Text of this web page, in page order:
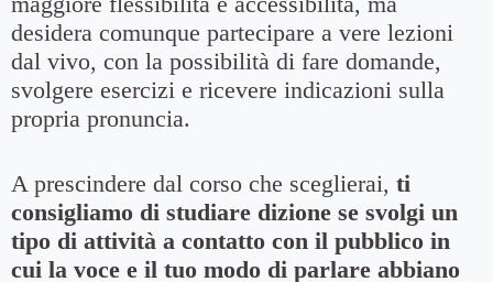
desidera comunque partecipare a vere lezioni
dal vivo, con la possibilità di fare domande,
svolgere esercizi e ricevere indicazioni sulla
propria pronuncia.
A prescindere dal corso che sceglierai, ti
consigliamo di studiare dizione se svolgi un
tipo di attività a contatto con il pubblico in
cui la voce e il tuo modo di parlare abbiano